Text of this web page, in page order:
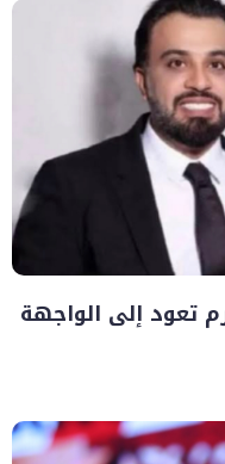
تعود إلى الواجهة